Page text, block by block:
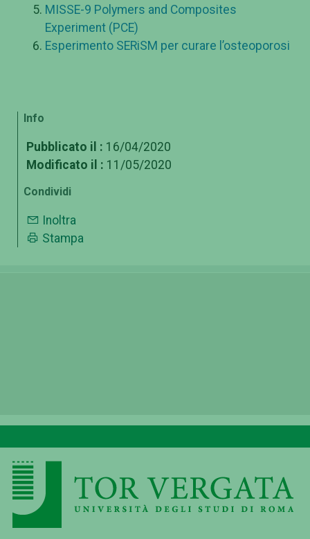
MISSE-9 Polymers and Composites
Experiment (PCE)
Esperimento SERiSM per curare l’osteoporosi
Info
Pubblicato il : 16/04/2020
Modificato il : 11/05/2020
Condividi
Inoltra
Stampa